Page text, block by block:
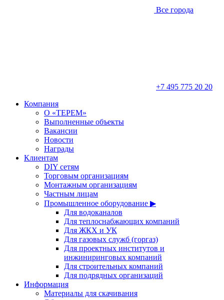
Все города
+7 495 775 20 20
Компания
О «ТЕРЕМ»
Выполненные объекты
Вакансии
Новости
Награды
Клиентам
DIY сетям
Торговым организациям
Монтажным организациям
Частным лицам
Промышленное оборудование ▶
Для водоканалов
Для теплоснабжающих компаний
Для ЖКХ и УК
Для газовых служб (горгаз)
Для проектных институтов и
инжиниринговых компаний
Для строительных компаний
Для подрядных организаций
Информация
Материалы для скачивания